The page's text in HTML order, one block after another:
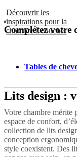
Découvrir les
inspirations pour la
chambre à coucher
Complétez votre
Tables de
Lits design :
Votre chambre mérite
espace de confort,
collection de lits
conception
style coexistent. Des